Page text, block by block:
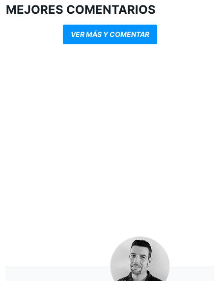
MEJORES COMENTARIOS
VER MÁS Y COMENTAR